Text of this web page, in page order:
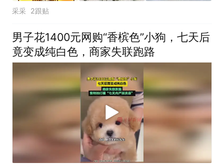
采采 2跟贴
男子花1400元网购“香槟色”小狗，七天后
竟变成纯白色，商家失联跑路